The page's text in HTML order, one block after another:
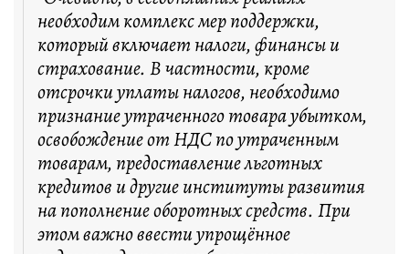
необходим комплекс мер поддержки,
который включает налоги, финансы и
страхование. В частности, кроме
отсрочки уплаты налогов, необходимо
признание утраченного товара убытком,
освобождение от НДС по утраченным
товарам, предоставление льготных
кредитов и другие институты развития
на пополнение оборотных средств. При
этом важно ввести упрощённое